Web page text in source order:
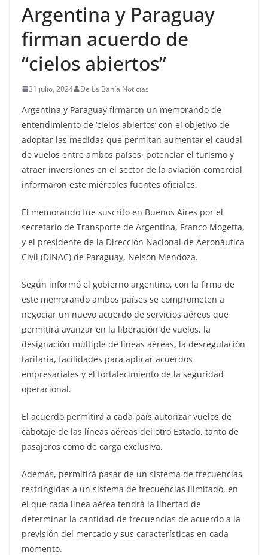
Argentina y Paraguay
firman acuerdo de
“cielos abiertos”
31 julio, 2024 De La Bahía Noticias
Argentina y Paraguay firmaron un memorando de
entendimiento de ‘cielos abiertos’ con el objetivo de
adoptar las medidas que permitan aumentar el caudal
de vuelos entre ambos países, potenciar el turismo y
atraer inversiones en el sector de la aviación comercial,
informaron este miércoles fuentes oficiales.
El memorando fue suscrito en Buenos Aires por el
secretario de Transporte de Argentina, Franco Mogetta,
y el presidente de la Dirección Nacional de Aeronáutica
Civil (DINAC) de Paraguay, Nelson Mendoza.
Según informó el gobierno argentino, con la firma de
este memorando ambos países se comprometen a
negociar un nuevo acuerdo de servicios aéreos que
permitirá avanzar en la liberación de vuelos, la
designación múltiple de líneas aéreas, la desregulación
tarifaria, facilidades para aplicar acuerdos
empresariales y el fortalecimiento de la seguridad
operacional.
El acuerdo permitirá a cada país autorizar vuelos de
cabotaje de las líneas aéreas del otro Estado, tanto de
pasajeros como de carga exclusiva.
Además, permitirá pasar de un sistema de frecuencias
restringidas a un sistema de frecuencias ilimitado, en
el que cada línea aérea tendrá la libertad de
determinar la cantidad de frecuencias de acuerdo a la
previsión del mercado y sus características en cada
momento.